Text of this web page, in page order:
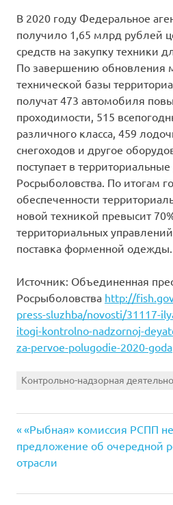
В 2020 году Федеральное
получило 1,65 млрд рублей
средств на закупку техники
По завершению обновления
технической базы
получат 473 автомобиля
проходимости, 515
различного класса, 459
снегоходов и другое
поступает в
Росрыболовства. По итогам
обеспеченности
новой техникой превысит
территориальных
поставка форменной одежды.
Источник: Объединенная
Росрыболовства http://
press-sluzhba/novosti/31117-
itogi-kontrolno-nadzornoj-
za-pervoe-polugodie-2020-goda
Контрольно-надзорная
Навигация
по
записям
Previous
Post:
«Рыбная» комиссия РСПП
предложение об очередной
отрасли